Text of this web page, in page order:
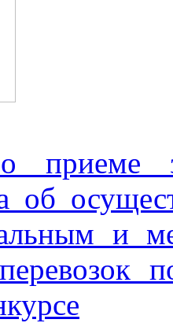
приеме
об
и